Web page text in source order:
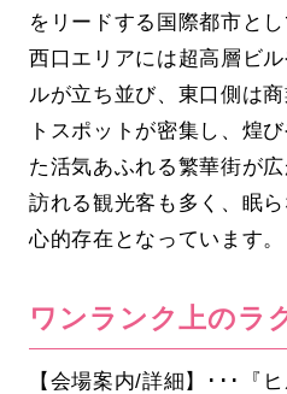
をリードする国際都市と
西口エリアには超高層ビ
ルが立ち並び、東口側は
トスポットが密集し、煌
た活気あふれる繁華街が
訪れる観光客も多く、眠
心的存在となっています。
ワンランク上のラ
【会場案内/詳細】･･･『